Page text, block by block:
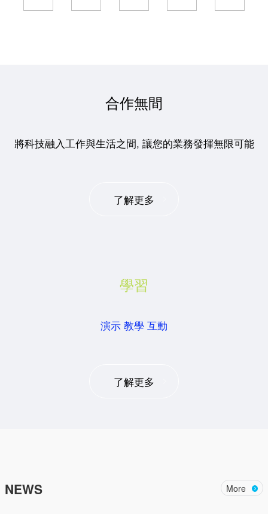
合作無間
將科技融入工作與生活之間, 讓您的業務發揮無限可能
了解更多
學習
演示 教學 互動
了解更多
NEWS More